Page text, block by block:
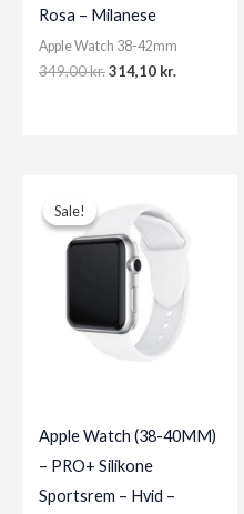
Rosa – Milanese
Apple Watch 38-42mm
349,00kr.Original
314,10 kr.
Sale!
Sale!
Apple Watch (38-40MM)
– PRO+ Silikone
Sportsrem – Hvid –